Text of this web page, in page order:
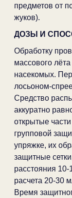
предметов от
жуков).
ДОЗЫ И
Обработку
массового
насекомых.
лосьоном-
Средство
аккуратно
открытые
групповой
упряжке, их
защитные
расстояния 10-
расчета 20-30
Время